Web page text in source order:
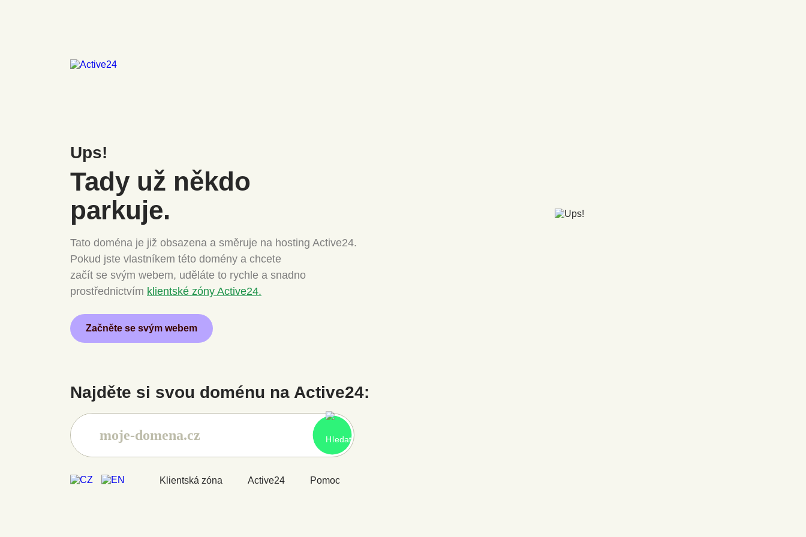
Ups!
Tady už někdo
parkuje.
Tato doména je již obsazena a směruje na hosting Active24.
Pokud jste vlastníkem této domény a chcete
začít se svým webem, uděláte to rychle a snadno
prostřednictvím klientské zóny Active24.
Začněte se svým webem
Najděte si svou doménu na Active24:
Klientská zóna Active24 Pomoc